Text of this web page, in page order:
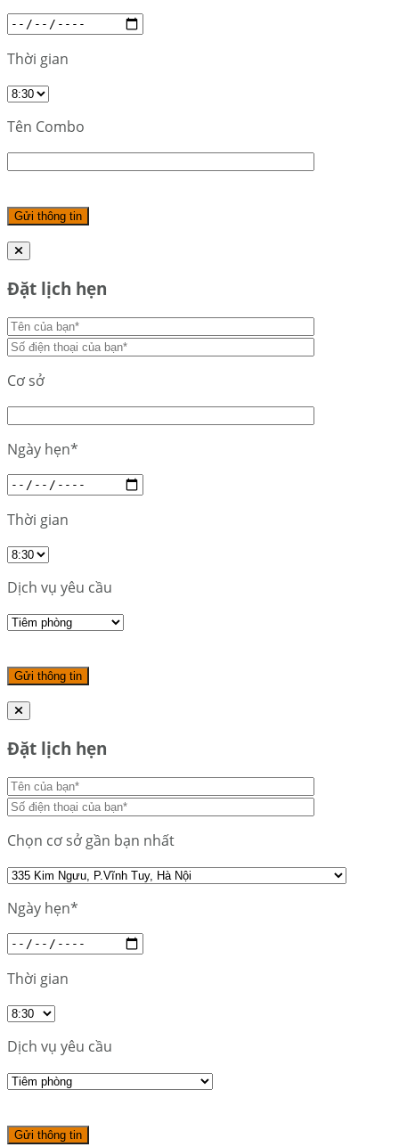
Thời gian
Tên Combo
Đặt lịch hẹn
Cơ sở
Ngày hẹn*
Thời gian
Dịch vụ yêu cầu
Đặt lịch hẹn
Chọn cơ sở gần bạn nhất
Ngày hẹn*
Thời gian
Dịch vụ yêu cầu